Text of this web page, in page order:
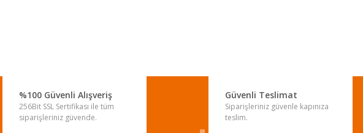
%100 Güvenli Alışveriş
256Bit SSL Sertifikası ile tüm
siparişleriniz güvende.
Güvenli Teslimat
Siparişleriniz güvenle kapınıza
teslim.